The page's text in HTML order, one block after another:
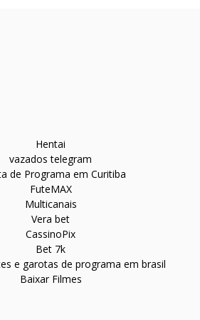
Hentai
vazados telegram
de Programa em Curitiba
FuteMAX
Multicanais
Vera bet
CassinoPix
Bet 7k
e garotas de programa em brasil
Baixar Filmes